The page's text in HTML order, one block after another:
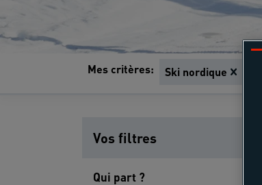
Mes critères: Ski nordique
Vos filtres
Qui part ?